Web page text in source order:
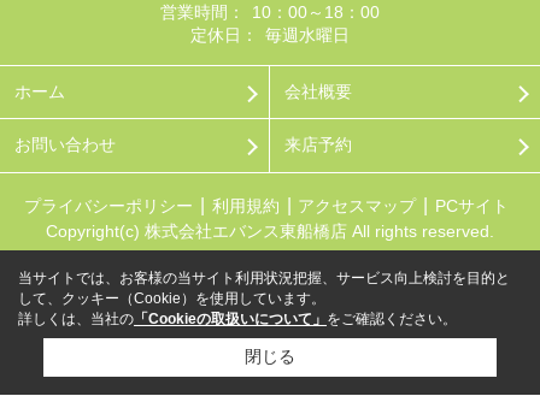
営業時間：
10：00～18：00
定休日：
毎週水曜日
ホーム 会社概要
お問い合わせ 来店予約
プライバシーポリシー 利用規約 アクセスマップ
PCサイト
Copyright(c) 株式会社エバンス東船橋店 All rights reserved.
当サイトでは、お客様の当サイト利用状況把握、サービス向上検討を目的と
して、クッキー（Cookie）を使用しています。
詳しくは、当社の 「Cookieの取扱いについて」 をご確認ください。
閉じる